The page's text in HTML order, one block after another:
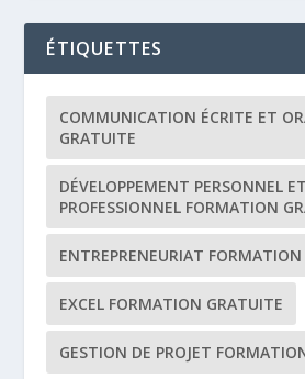
ÉTIQUETTES
COMMUNICATION ÉCRITE ET
GRATUITE
DÉVELOPPEMENT PERSONNEL ET
PROFESSIONNEL FORMATION
ENTREPRENEURIAT
EXCEL FORMATION GRATUITE
GESTION DE PROJET